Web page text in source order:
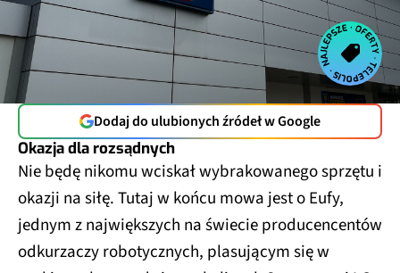
Dodaj do ulubionych źródeł w Google
Okazja dla rozsądnych
Nie będę nikomu wciskał wybrakowanego sprzętu i
okazji na siłę. Tutaj w końcu mowa jest o Eufy,
jednym z największych na świecie producencentów
odkurzaczy robotycznych, plasującym się w